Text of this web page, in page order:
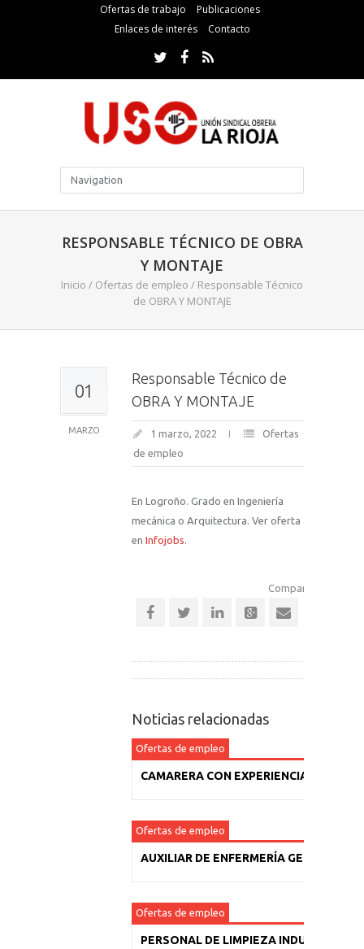
Ofertas de trabajo
Publicaciones
Enlaces de interés
Contacto
RESPONSABLE TÉCNICO DE OBRA
Y MONTAJE
Inicio / Ofertas de empleo / Responsable Técnico
de OBRA Y MONTAJE
01
MARZO
Responsable Técnico de
OBRA Y MONTAJE
1 marzo, 2022
Ofertas
de empleo
En Logroño. Grado en Ingeniería
mecánica o Arquitectura. Ver oferta
en Infojobs.
Comparte esta
Noticias relacionadas
Ofertas de empleo
CAMARERA CON EXPERIENCIA
Ofertas de empleo
AUXILIAR DE ENFERMERÍA GERIÁTRICA
Ofertas de empleo
PERSONAL DE LIMPIEZA INDUSTRIAL